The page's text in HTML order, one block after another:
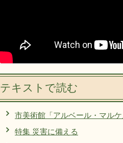
テキストで読む
市美術館「アルベール・マル
特集 災害に備える